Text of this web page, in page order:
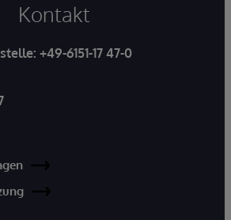
Kontakt
+49-6151-17 47-0